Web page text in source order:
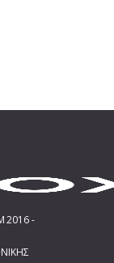
2016 -